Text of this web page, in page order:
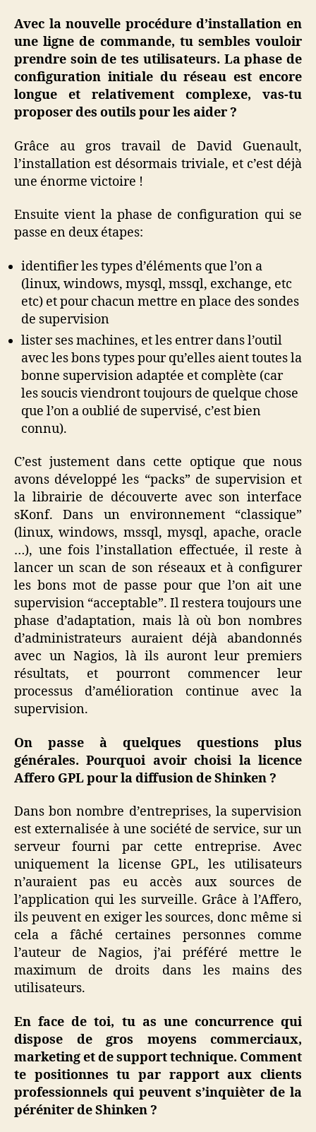
Avec la nouvelle procédure d’installation en
une ligne de commande, tu sembles vouloir
prendre soin de tes utilisateurs. La phase de
configuration initiale du réseau est encore
longue et relativement complexe, vas-tu
proposer des outils pour les aider ?
Grâce au gros travail de David Guenault,
l’installation est désormais triviale, et c’est déjà
une énorme victoire !
Ensuite vient la phase de configuration qui se
passe en deux étapes:
identifier les types d’éléments que l’on a
(linux, windows, mysql, mssql, exchange, etc
etc) et pour chacun mettre en place des sondes
de supervision
lister ses machines, et les entrer dans l’outil
avec les bons types pour qu’elles aient toutes la
bonne supervision adaptée et complète (car
les soucis viendront toujours de quelque chose
que l’on a oublié de supervisé, c’est bien
connu).
C’est justement dans cette optique que nous
avons développé les “packs” de supervision et
la librairie de découverte avec son interface
sKonf. Dans un environnement “classique”
(linux, windows, mssql, mysql, apache, oracle
…), une fois l’installation effectuée, il reste à
lancer un scan de son réseaux et à configurer
les bons mot de passe pour que l’on ait une
supervision “acceptable”. Il restera toujours une
phase d’adaptation, mais là où bon nombres
d’administrateurs auraient déjà abandonnés
avec un Nagios, là ils auront leur premiers
résultats, et pourront commencer leur
processus d’amélioration continue avec la
supervision.
On passe à quelques questions plus
générales. Pourquoi avoir choisi la licence
Affero GPL pour la diffusion de Shinken ?
Dans bon nombre d’entreprises, la supervision
est externalisée à une société de service, sur un
serveur fourni par cette entreprise. Avec
uniquement la license GPL, les utilisateurs
n’auraient pas eu accès aux sources de
l’application qui les surveille. Grâce à l’Affero,
ils peuvent en exiger les sources, donc même si
cela a fâché certaines personnes comme
l’auteur de Nagios, j’ai préféré mettre le
maximum de droits dans les mains des
utilisateurs.
En face de toi, tu as une concurrence qui
dispose de gros moyens commerciaux,
marketing et de support technique. Comment
te positionnes tu par rapport aux clients
professionnels qui peuvent s’inquièter de la
péréniter de Shinken ?